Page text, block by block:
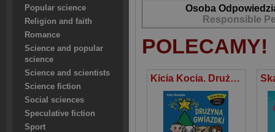
Popular science
Religion and faith
Romance
Science and popular
science
Science and scientists
Science fiction
Social sciences
Speculative fiction
Sport
Osoba
Responsible
POLECAMY!
Kicia Kocia. Drużyna Gwiazdki